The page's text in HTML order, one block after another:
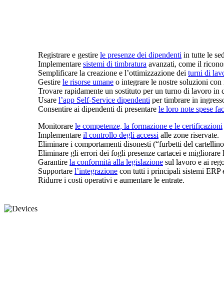
Registrare e gestire le presenze dei dipendenti in tutte le
Implementare sistemi di timbratura avanzati, come il
Semplificare la creazione e l’ottimizzazione dei turni di
Gestire le risorse umane o integrare le nostre soluzioni
Trovare rapidamente un sostituto per un turno di lavoro in
Usare l’app Self-Service dipendenti per timbrare in
Consentire ai dipendenti di presentare le loro note spese
Monitorare le competenze, la formazione e le certificazioni
Implementare il controllo degli accessi alle zone riservate.
Eliminare i comportamenti disonesti (“furbetti del
Eliminare gli errori dei fogli presenze cartacei e migliorare
Garantire la conformità alla legislazione sul lavoro e ai
Supportare l’integrazione con tutti i principali sistemi ERP
Ridurre i costi operativi e aumentare le entrate.